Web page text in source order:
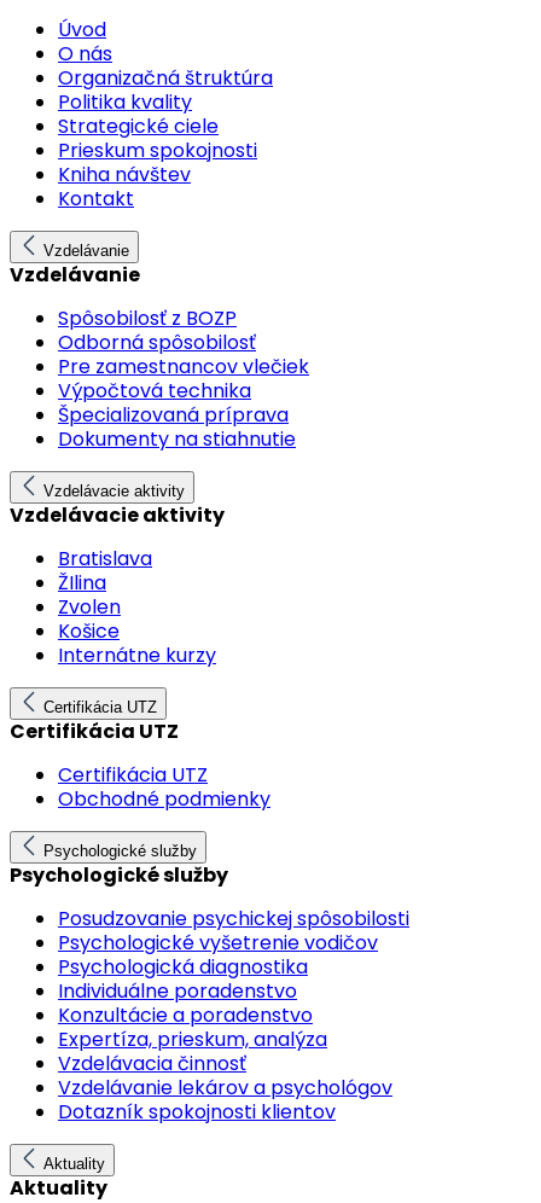
Úvod
O nás
Organizačná štruktúra
Politika kvality
Strategické ciele
Prieskum spokojnosti
Kniha návštev
Kontakt
Vzdelávanie
Vzdelávanie
Spôsobilosť z BOZP
Odborná spôsobilosť
Pre zamestnancov vlečiek
Výpočtová technika
Špecializovaná príprava
Dokumenty na stiahnutie
Vzdelávacie aktivity
Vzdelávacie aktivity
Bratislava
ŽIlina
Zvolen
Košice
Internátne kurzy
Certifikácia UTZ
Certifikácia UTZ
Certifikácia UTZ
Obchodné podmienky
Psychologické služby
Psychologické služby
Posudzovanie psychickej spôsobilosti
Psychologické vyšetrenie vodičov
Psychologická diagnostika
Individuálne poradenstvo
Konzultácie a poradenstvo
Expertíza, prieskum, analýza
Vzdelávacia činnosť
Vzdelávanie lekárov a psychológov
Dotazník spokojnosti klientov
Aktuality
Aktuality